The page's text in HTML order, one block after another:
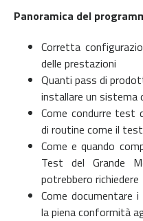
Panoramica del
Corretta
delle prestazioni
Quanti pass di
installare un sistema
Come condurre test
di routine come il
Come e quando
Test del Grande
potrebbero richiedere
Come documentare
la piena conformità